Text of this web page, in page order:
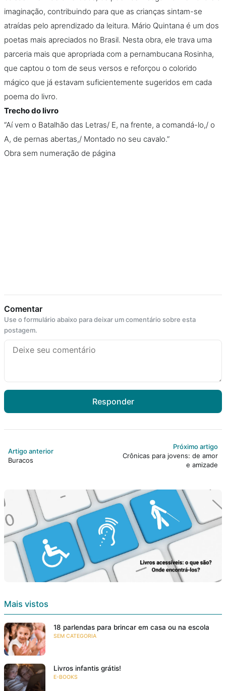
imaginação, contribuindo para que as crianças sintam-se
atraídas pelo aprendizado da leitura. Mário Quintana é um dos
poetas mais apreciados no Brasil. Nesta obra, ele trava uma
parceria mais que apropriada com a pernambucana Rosinha,
que captou o tom de seus versos e reforçou o colorido
mágico que já estavam suficientemente sugeridos em cada
poema do livro.
Trecho do livro
“Aí vem o Batalhão das Letras/ E, na frente, a comandá-lo,/ o
A, de pernas abertas,/ Montado no seu cavalo.”
Obra sem numeração de página
Comentar
Use o formulário abaixo para deixar um comentário sobre esta
postagem.
Responder
Artigo anterior
Buracos
Próximo artigo
Crônicas para jovens: de amor
e amizade
Mais vistos
18 parlendas para brincar em casa ou na escola
SEM CATEGORIA
Livros infantis grátis!
E-BOOKS